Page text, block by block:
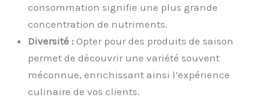
consommation signifie une plus grande
concentration de nutriments.
Diversité : Opter pour des produits de saison
permet de découvrir une variété souvent
méconnue, enrichissant ainsi l’expérience
culinaire de vos clients.